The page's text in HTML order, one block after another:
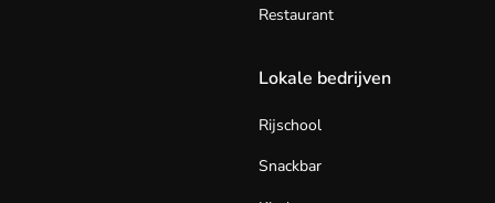
Restaurant
Lokale bedrijven
Rijschool
Snackbar